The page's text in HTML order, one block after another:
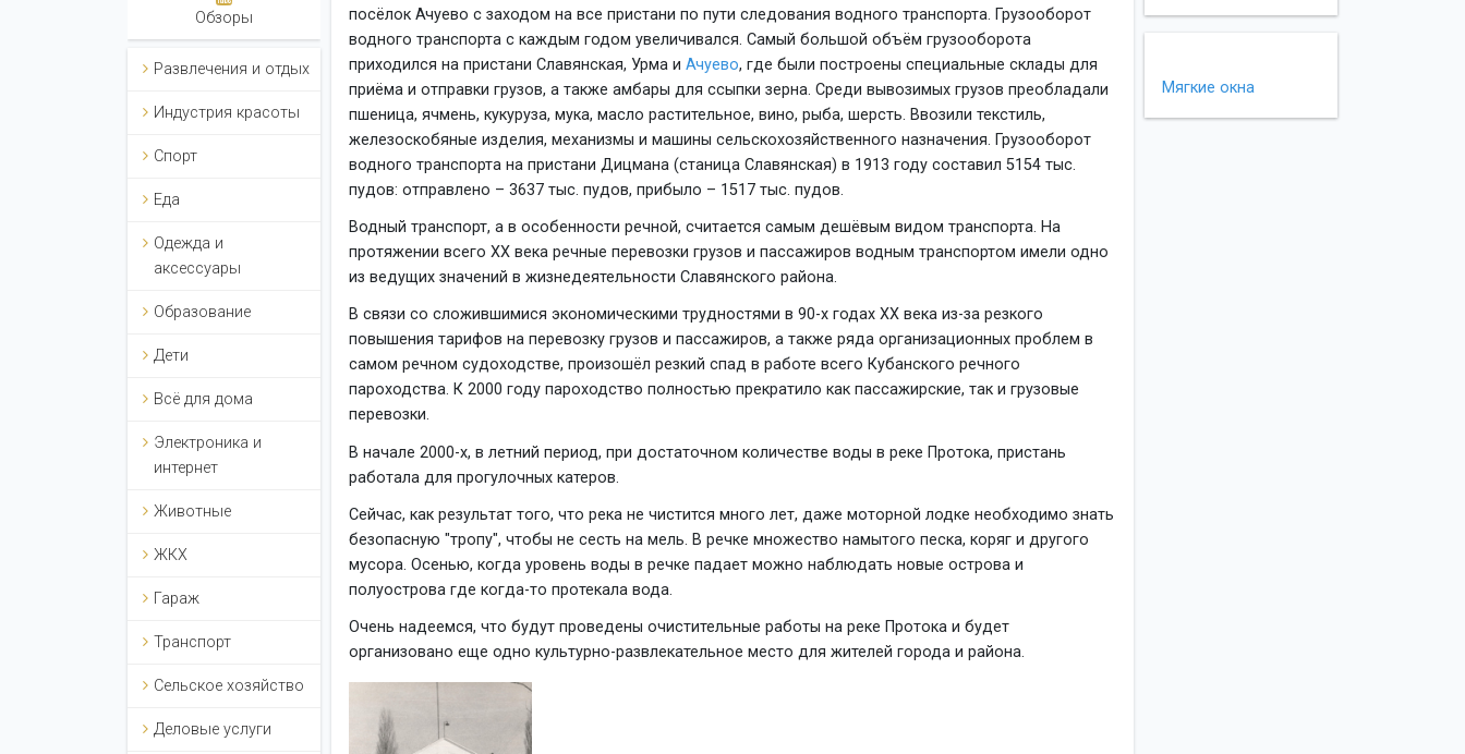
Обзоры
Развлечения и отдых
Индустрия красоты
Спорт
Еда
Одежда и
аксессуары
Образование
Дети
Всё для дома
Электроника и
интернет
Животные
ЖКХ
Гараж
Транспорт
Сельское хозяйство
Деловые услуги
посёлок Ачуево с заходом на все пристани по пути следования водного транспорта. Грузооборот
водного транспорта с каждым годом увеличивался. Самый большой объём грузооборота
приходился на пристани Славянская, Урма и Ачуево, где были построены специальные склады для
приёма и отправки грузов, а также амбары для ссыпки зерна. Среди вывозимых грузов преобладали
пшеница, ячмень, кукуруза, мука, масло растительное, вино, рыба, шерсть. Ввозили текстиль,
железоскобяные изделия, механизмы и машины сельскохозяйственного назначения. Грузооборот
водного транспорта на пристани Дицмана (станица Славянская) в 1913 году составил 5154 тыс.
пудов: отправлено – 3637 тыс. пудов, прибыло – 1517 тыс. пудов.
Водный транспорт, а в особенности речной, считается самым дешёвым видом транспорта. На
протяжении всего XX века речные перевозки грузов и пассажиров водным транспортом имели одно
из ведущих значений в жизнедеятельности Славянского района.
В связи со сложившимися экономическими трудностями в 90-х годах XX века из-за резкого
повышения тарифов на перевозку грузов и пассажиров, а также ряда организационных проблем в
самом речном судоходстве, произошёл резкий спад в работе всего Кубанского речного
пароходства. К 2000 году пароходство полностью прекратило как пассажирские, так и грузовые
перевозки.
В начале 2000-х, в летний период, при достаточном количестве воды в реке Протока, пристань
работала для прогулочных катеров.
Сейчас, как результат того, что река не чистится много лет, даже моторной лодке необходимо знать
безопасную "тропу", чтобы не сесть на мель. В речке множество намытого песка, коряг и другого
мусора. Осенью, когда уровень воды в речке падает можно наблюдать новые острова и
полуострова где когда-то протекала вода.
Очень надеемся, что будут проведены очистительные работы на реке Протока и будет
организовано еще одно культурно-развлекательное место для жителей города и района.
Мягкие окна